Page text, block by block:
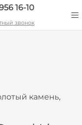
16-10
звонок
камень,